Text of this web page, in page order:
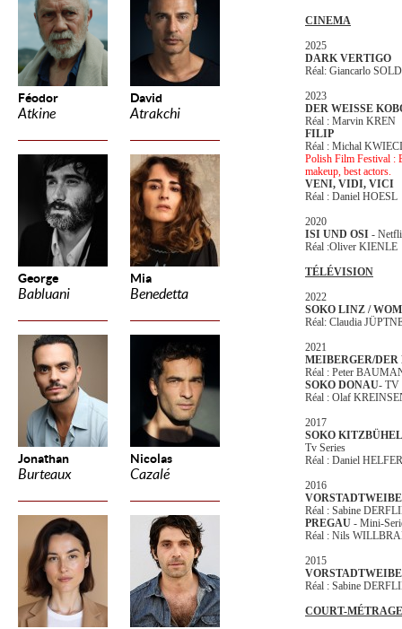
Féodor
Atkine
David
Atrakchi
George
Babluani
Mia
Benedetta
Jonathan
Burteaux
Nicolas
Cazalé
CINEMA
2025
DARK VERTIGO
Réal: Giancarlo
2023
DER WEISSE
Réal : Marvin KREN
FILIP
Réal : Michal
Polish Film Festival :
makeup, best actors.
VENI, VIDI, VICI
Réal : Daniel HOESL
2020
ISI UND OSI -
Réal :Oliver KIENLE
TÉLÉVISION
2022
SOKO LINZ /
Réal: Claudia
2021
MEIBERGER/DER
Réal : Peter
SOKO DONAU- TV
Réal : Olaf
2017
SOKO
Tv Series
Réal : Daniel HELFER
2016
Réal : Sabine
PREGAU - Mini-
Réal : Nils
2015
Réal : Sabine
COURT-MÉTRAGE